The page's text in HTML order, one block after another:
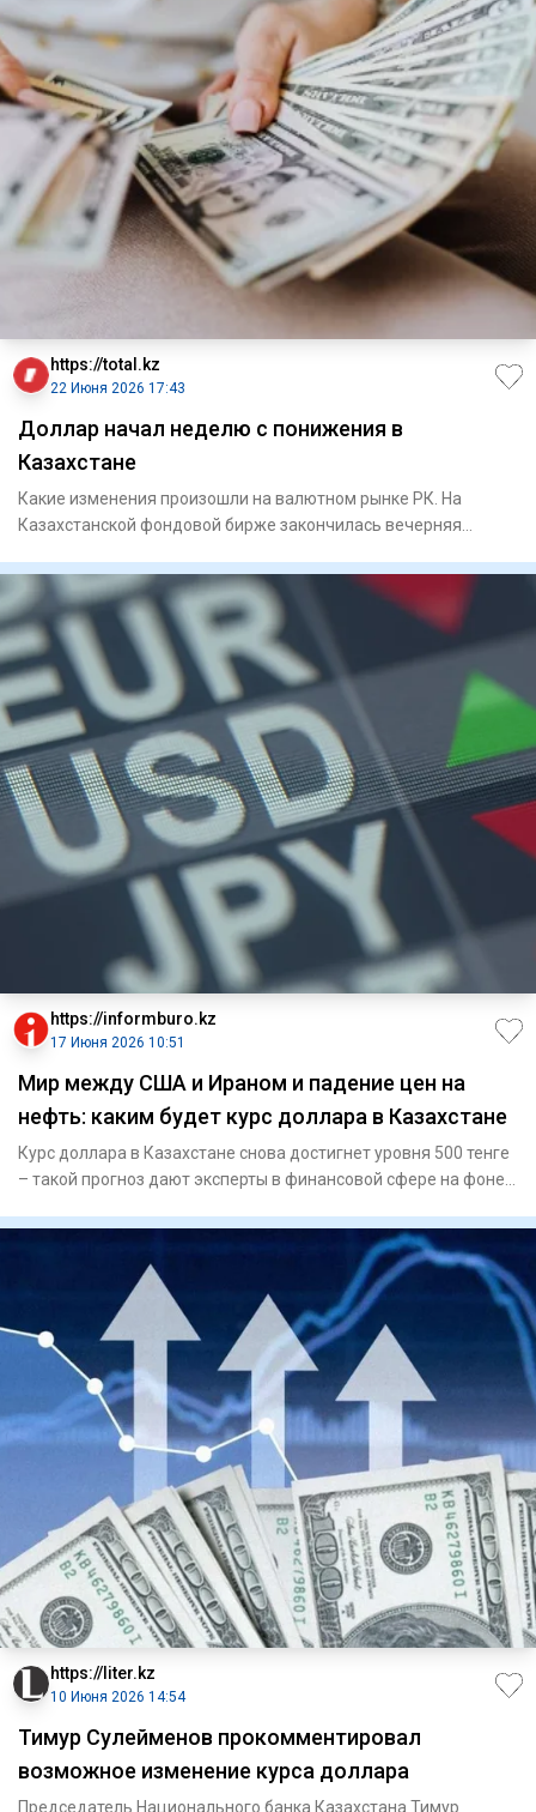
https://total.kz
22 Июня 2026 17:43
Доллар начал неделю с понижения в
Казахстане
Какие изменения произошли на валютном рынке РК. На
Казахстанской фондовой бирже закончилась вечерняя
https://informburo.kz
17 Июня 2026 10:51
Мир между США и Ираном и падение цен на
нефть: каким будет курс доллара в Казахстане
Курс доллара в Казахстане снова достигнет уровня 500 тенге
– такой прогноз дают эксперты в финансовой сфере на фоне
https://liter.kz
10 Июня 2026 14:54
Тимур Сулейменов прокомментировал
возможное изменение курса доллара
Председатель Национального банка Казахстана Тимур